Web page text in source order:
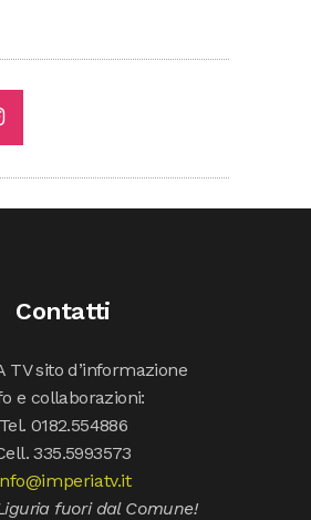
Contatti
TV sito d’informazione
e collaborazioni:
Tel. 0182.554886
335.5993573
fuori dal Comune!